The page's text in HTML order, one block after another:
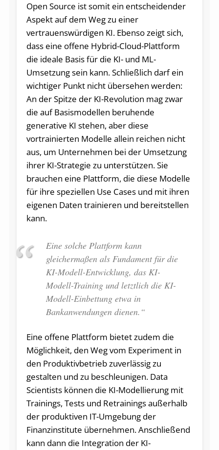
Open Source ist somit ein entscheidender
Aspekt auf dem Weg zu einer
vertrauenswürdigen KI. Ebenso zeigt sich,
dass eine offene Hybrid-Cloud-Plattform
die ideale Basis für die KI- und ML-
Umsetzung sein kann. Schließlich darf ein
wichtiger Punkt nicht übersehen werden:
An der Spitze der KI-Revolution mag zwar
die auf Basismodellen beruhende
generative KI stehen, aber diese
vortrainierten Modelle allein reichen nicht
aus, um Unternehmen bei der Umsetzung
ihrer KI-Strategie zu unterstützen. Sie
brauchen eine Plattform, die diese Modelle
für ihre speziellen Use Cases und mit ihren
eigenen Daten trainieren und bereitstellen
kann.
Eine solche Plattform kann
gleichermaßen als Fundament für die
KI-Modell-Entwicklung, das KI-
Modell-Training und letztlich die KI-
Modell-Einbettung etwa in
Bankanwendungen dienen.“
Eine offene Plattform bietet zudem die
Möglichkeit, den Weg vom Experiment in
den Produktivbetrieb zuverlässig zu
gestalten und zu beschleunigen. Data
Scientists können die KI-Modellierung mit
Trainings, Tests und Retrainings außerhalb
der produktiven IT-Umgebung der
Finanzinstitute übernehmen. Anschließend
kann dann die Integration der KI-